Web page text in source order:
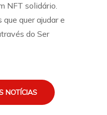
NFT solidário.
quer ajudar e
do Ser
NOTÍCIAS